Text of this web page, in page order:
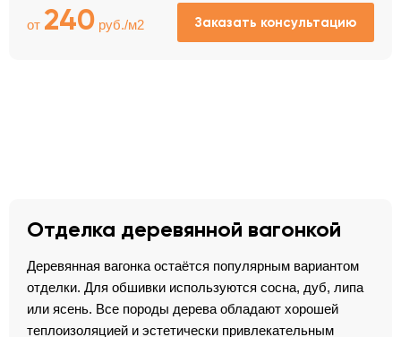
от 240 руб./м2 Заказать консультацию
Отделка деревянной вагонкой
Деревянная вагонка остаётся популярным вариантом
отделки. Для обшивки используются сосна, дуб, липа
или ясень. Все породы дерева обладают хорошей
теплоизоляцией и эстетически привлекательным